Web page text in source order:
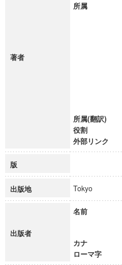
著者
所属
所属(翻訳)
役割
外部リンク
版
出版地 Tokyo
出版者
名前
カナ
ローマ字